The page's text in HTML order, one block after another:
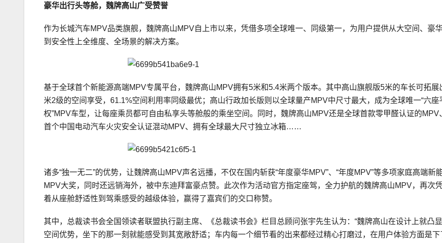
豪华出行头等舱，魏牌高山广受赞誉
作为长城汽车MPV品类旗舰，魏牌高山MPV自上市以来，凭借多项全球唯一、同级第一，为用户提供从大空间、豪
到安全性上全维度、全场景的解决方案。
基于全球首个新能源高端MPV专属平台，魏牌高山MPV拥有5米和5.4米两个版本。其中高山旗舰版5米的车长可拓展
米2级的空间享受，61.1%空间利用率同级最优；高山行政加长版则以全球量产MPV中尺寸最大，成为全球唯一“六座
权”MPV车型，让每座乘员都可自由私享头等舱般的乘坐空间。同时，魏牌高山MPV还是全球首款零甲醛认证的MPV
首个中国电动汽车火灾安全认证混动MPV、拥有全球最大尺寸独立冰箱……
诸多“独一无二”的优势，让魏牌高山MPV声名远播，不仅在国内斩获“年度豪华MPV”、“年度MPV”等多项家庭高端新
MPV大奖，同时还远销海外，被中东迪拜富豪点赞。此次作为活动官方指定座驾，全力护航的魏牌高山MPV，再次
着从座舱舒适性到驾乘感受的越级体验，赢得了嘉宾们的交口称赞。
其中，总裁读书会全国领读者联盟执行副主席、《总裁读书会》栏目总顾问张宇先生认为：“魏牌高山在设计上就凸
空间优势，坐下的那一刻就能感受到其宽敞舒适；车内每一个细节看的出来都经过精心打磨过，在用户体验方面是下